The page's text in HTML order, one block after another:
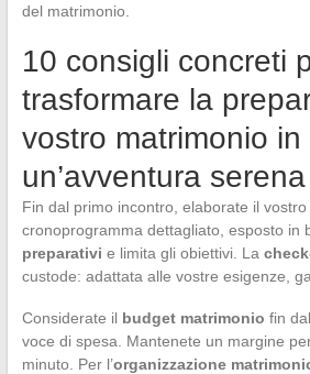
del matrimonio.
10 consigli concreti
trasformare la
vostro matrimonio in
un’avventura serena
Fin dal primo incontro, elaborate il vostro
cronoprogramma dettagliato, esposto in
preparativi e limita gli obiettivi. La
custode: adattata alle vostre esigenze,
Considerate il budget matrimonio fin
voce di spesa. Mantenete un margine
minuto. Per l’organizzazione